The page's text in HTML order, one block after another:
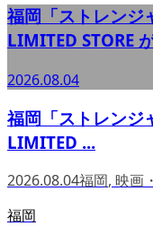
福岡「ストレンジ
LIMITED STORE
2026.08.04
福岡「ストレンジ
LIMITED ...
2026.08.04福岡, 映画
福岡